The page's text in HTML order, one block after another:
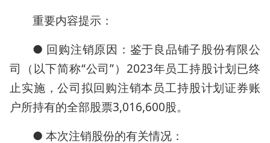
重要内容提示：
● 回购注销原因：鉴于良品铺子股份有限公
司（以下简称“公司”）2023年员工持股计划已终
止实施，公司拟回购注销本员工持股计划证券账
户所持有的全部股票3,016,600股。
● 本次注销股份的有关情况：